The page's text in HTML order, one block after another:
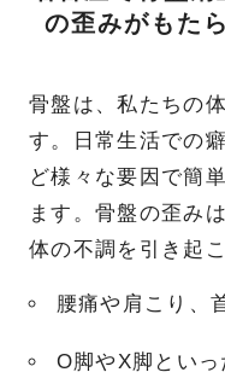
の歪みがもた
骨盤は、私たちの
す。日常生活での
ど様々な要因で簡
ます。骨盤の歪み
体の不調を引き起
腰痛や肩こり、
O脚やX脚とい